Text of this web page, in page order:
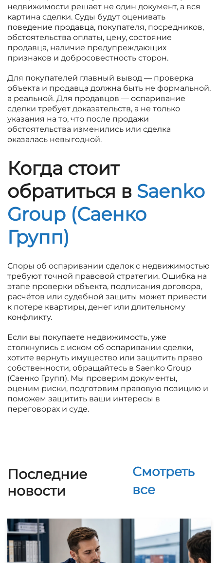
недвижимости решает не один документ, а вся
картина сделки. Суды будут оценивать
поведение продавца, покупателя, посредников,
обстоятельства оплаты, цену, состояние
продавца, наличие предупреждающих
признаков и добросовестность сторон.
Для покупателей главный вывод — проверка
объекта и продавца должна быть не формальной,
а реальной. Для продавцов — оспаривание
сделки требует доказательств, а не только
указания на то, что после продажи
обстоятельства изменились или сделка
оказалась невыгодной.
Когда стоит
обратиться в Saenko
Group (Саенко
Групп)
Споры об оспаривании сделок с недвижимостью
требуют точной правовой стратегии. Ошибка на
этапе проверки объекта, подписания договора,
расчётов или судебной защиты может привести
к потере квартиры, денег или длительному
конфликту.
Если вы покупаете недвижимость, уже
столкнулись с иском об оспаривании сделки,
хотите вернуть имущество или защитить право
собственности, обращайтесь в Saenko Group
(Саенко Групп). Мы проверим документы,
оценим риски, подготовим правовую позицию и
поможем защитить ваши интересы в
переговорах и суде.
Последние
новости
Смотреть
все